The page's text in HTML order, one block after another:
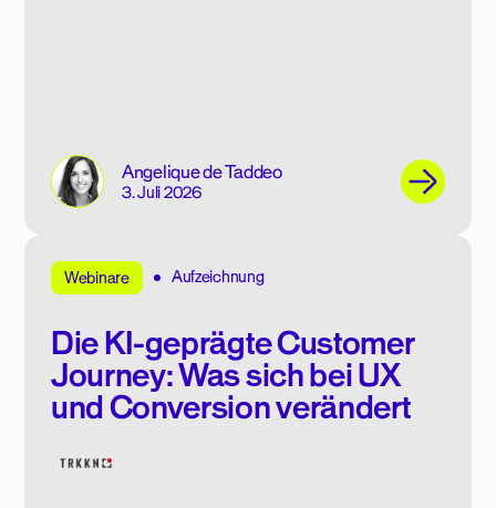
Angelique de Taddeo
3. Juli 2026
Webinare Aufzeichnung
Die KI-geprägte Customer
Journey: Was sich bei UX
und Conversion verändert